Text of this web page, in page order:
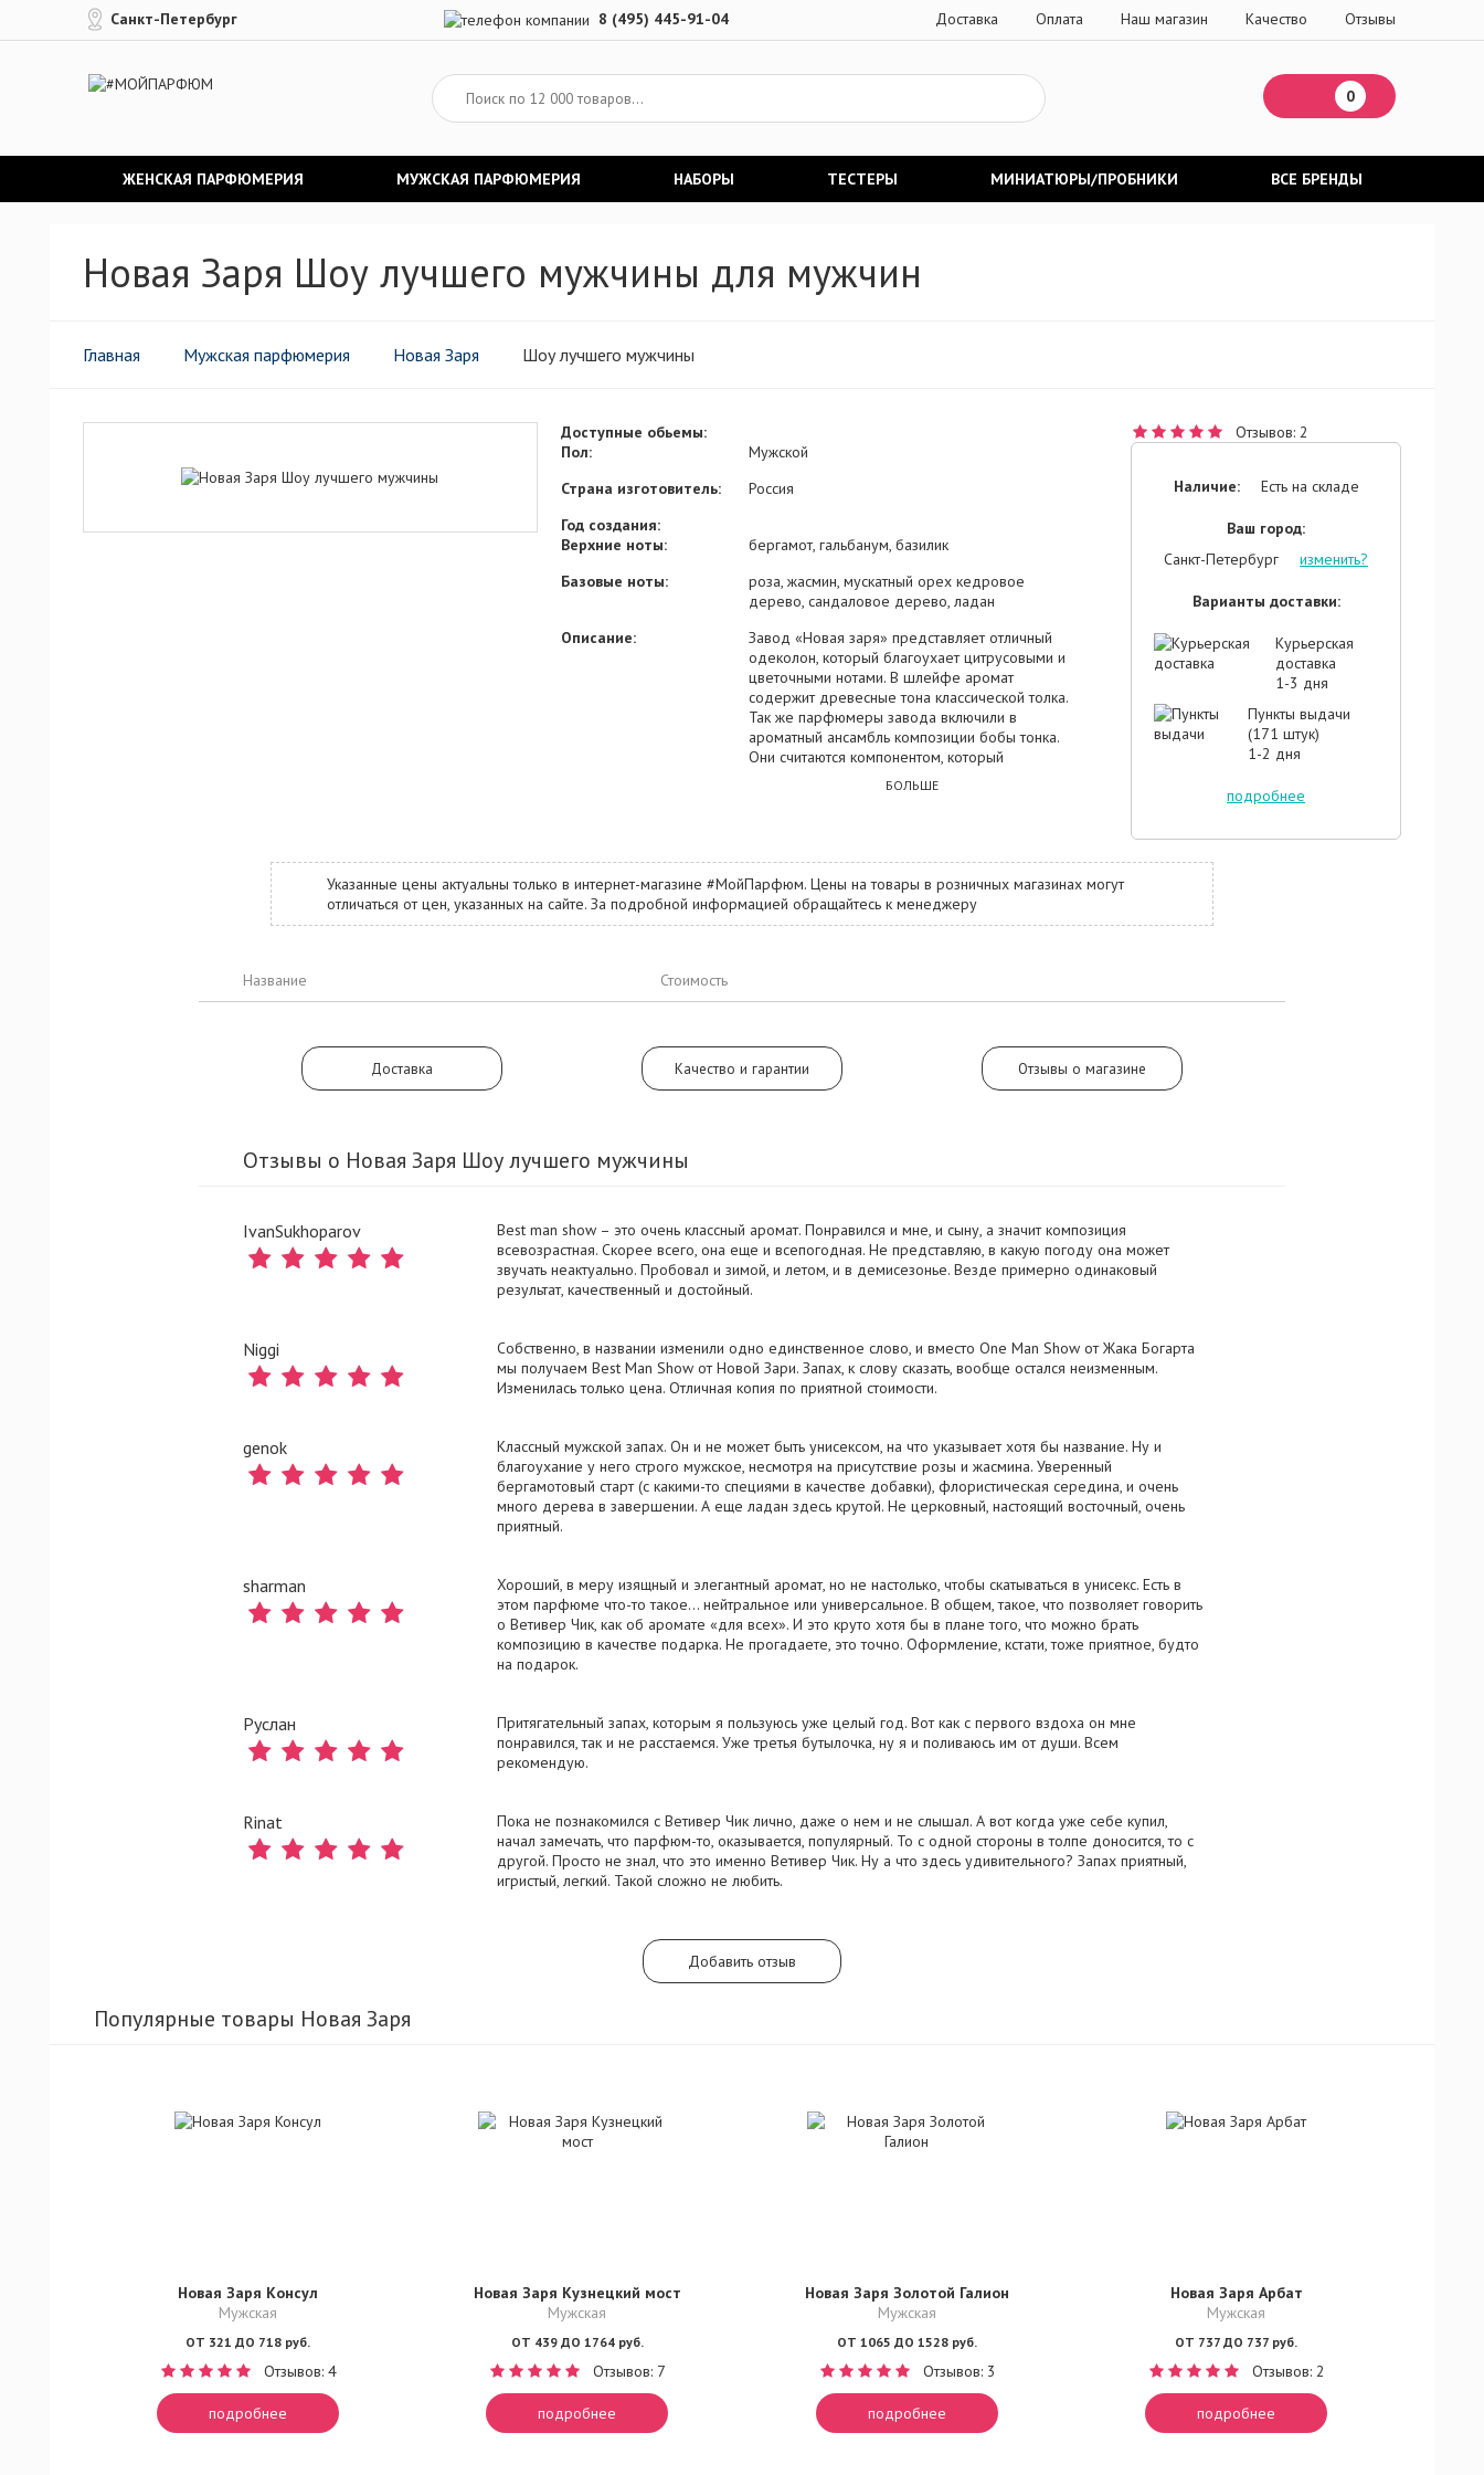
Санкт-Петербург 8 (495) 445-91-04 Доставка Оплата Наш магазин Качество Отзывы
0
ЖЕНСКАЯ ПАРФЮМЕРИЯ МУЖСКАЯ ПАРФЮМЕРИЯ НАБОРЫ ТЕСТЕРЫ МИНИАТЮРЫ/ПРОБНИКИ ВСЕ БРЕНДЫ
Новая Заря Шоу лучшего мужчины для мужчин
Главная Мужская парфюмерия Новая Заря Шоу лучшего мужчины
Доступные обьемы:
Пол:
Мужской
Страна изготовитель:
Россия
Год создания:
Верхние ноты:
бергамот, гальбанум, базилик
Базовые ноты:
роза, жасмин, мускатный орех кедровое
дерево, сандаловое дерево, ладан
Описание:
Завод «Новая заря» представляет отличный
одеколон, который благоухает цитрусовыми и
цветочными нотами. В шлейфе аромат
содержит древесные тона классической толка.
Так же парфюмеры завода включили в
ароматный ансамбль композиции бобы тонка.
Они считаются компонентом, который
привносит в аромат нотки эротизма, а так же
даруют обладателю удачу. Парфюм заключен
жасмина и в шлейфе явно слышится аромат
кедра. На протяжении пятидесяти лет этот
мужской аромат пользуется большой
БОЛЬШЕ
Отзывов: 2
Наличие: Есть на складе
Ваш город:
Санкт-Петербург
изменить?
Варианты доставки:
Курьерская
доставка
1-3 дня
Пункты выдачи
(171 штук)
1-2 дня
подробнее
Указанные цены актуальны только в интернет-магазине #МойПарфюм. Цены на товары в розничных магазинах могут
отличаться от цен, указанных на сайте. За подробной информацией обращайтесь к менеджеру
Название Стоимость
Доставка Качество и гарантии Отзывы о магазине
Отзывы о Новая Заря Шоу лучшего мужчины
IvanSukhoparov
Best man show – это очень классный аромат. Понравился и мне, и сыну, а значит композиция
всевозрастная. Скорее всего, она еще и всепогодная. Не представляю, в какую погоду она может
звучать неактуально. Пробовал и зимой, и летом, и в демисезонье. Везде примерно одинаковый
результат, качественный и достойный.
Niggi
Собственно, в названии изменили одно единственное слово, и вместо One Man Show от Жака Богарта
мы получаем Best Man Show от Новой Зари. Запах, к слову сказать, вообще остался неизменным.
Изменилась только цена. Отличная копия по приятной стоимости.
genok
Классный мужской запах. Он и не может быть унисексом, на что указывает хотя бы название. Ну и
благоухание у него строго мужское, несмотря на присутствие розы и жасмина. Уверенный
бергамотовый старт (с какими-то специями в качестве добавки), флористическая середина, и очень
много дерева в завершении. А еще ладан здесь крутой. Не церковный, настоящий восточный, очень
приятный.
sharman
Хороший, в меру изящный и элегантный аромат, но не настолько, чтобы скатываться в унисекс. Есть в
этом парфюме что-то такое… нейтральное или универсальное. В общем, такое, что позволяет говорить
о Ветивер Чик, как об аромате «для всех». И это круто хотя бы в плане того, что можно брать
композицию в качестве подарка. Не прогадаете, это точно. Оформление, кстати, тоже приятное, будто
на подарок.
Руслан
Притягательный запах, которым я пользуюсь уже целый год. Вот как с первого вздоха он мне
понравился, так и не расстаемся. Уже третья бутылочка, ну я и поливаюсь им от души. Всем
рекомендую.
Rinat
Пока не познакомился с Ветивер Чик лично, даже о нем и не слышал. А вот когда уже себе купил,
начал замечать, что парфюм-то, оказывается, популярный. То с одной стороны в толпе доносится, то с
другой. Просто не знал, что это именно Ветивер Чик. Ну а что здесь удивительного? Запах приятный,
игристый, легкий. Такой сложно не любить.
Добавить отзыв
Популярные товары Новая Заря
Новая Заря Консул
Мужская
ОТ 321 ДО 718 руб.
Отзывов: 4
подробнее
Новая Заря Кузнецкий мост
Мужская
ОТ 439 ДО 1764 руб.
Отзывов: 7
подробнее
Новая Заря Золотой Галион
Мужская
ОТ 1065 ДО 1528 руб.
Отзывов: 3
подробнее
Новая Заря Арбат
Мужская
ОТ 737 ДО 737 руб.
Отзывов: 2
подробнее